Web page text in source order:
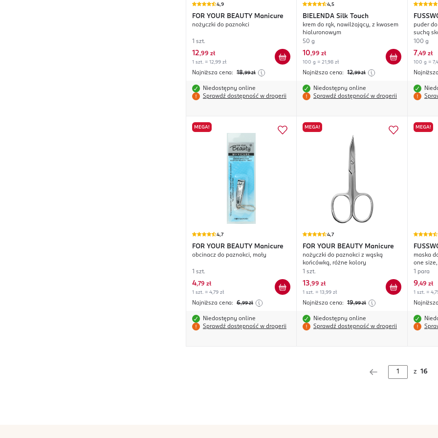
4,9
FOR YOUR BEAUTY Manicure
nożyczki do paznokci
1 szt.
12,99 zł
1 szt. = 12,99 zł
Najniższa cena: 18,99 zł
Niedostępny online
Sprawdź dostępność w drogerii
4,5
BIELENDA Silk Touch
krem do rąk, nawilżający, z kwasem
hialuronowym
50 g
10,99 zł
100 g = 21,98 zł
Najniższa cena: 12,99 zł
Niedostępny online
Sprawdź dostępność w drogerii
puder
suchą
100 g
7,49 zł
100 g =
MEGA!
4,7
FOR YOUR BEAUTY Manicure
obcinacz do paznokci, mały
1 szt.
4,79 zł
1 szt. = 4,79 zł
Najniższa cena: 6,99 zł
Niedostępny online
Sprawdź dostępność w drogerii
MEGA!
4,7
FOR YOUR BEAUTY Manicure
nożyczki do paznokci z wąską
końcówką, różne kolory
1 szt.
13,99 zł
1 szt. = 13,99 zł
Najniższa cena: 19,99 zł
Niedostępny online
Sprawdź dostępność w drogerii
MEGA!
maska
one
z1 para
9,49 zł
1 szt. =
z 16